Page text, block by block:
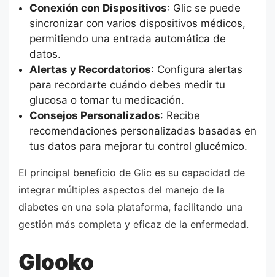
Conexión con Dispositivos: Glic se puede
sincronizar con varios dispositivos médicos,
permitiendo una entrada automática de
datos.
Alertas y Recordatorios: Configura alertas
para recordarte cuándo debes medir tu
glucosa o tomar tu medicación.
Consejos Personalizados: Recibe
recomendaciones personalizadas basadas en
tus datos para mejorar tu control glucémico.
El principal beneficio de Glic es su capacidad de
integrar múltiples aspectos del manejo de la
diabetes en una sola plataforma, facilitando una
gestión más completa y eficaz de la enfermedad.
Glooko